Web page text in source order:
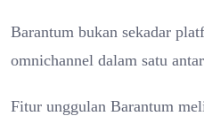
Barantum bukan sekadar
omnichannel dalam satu
Fitur unggulan Barantum